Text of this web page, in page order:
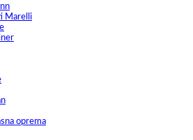
Marelli
oprema